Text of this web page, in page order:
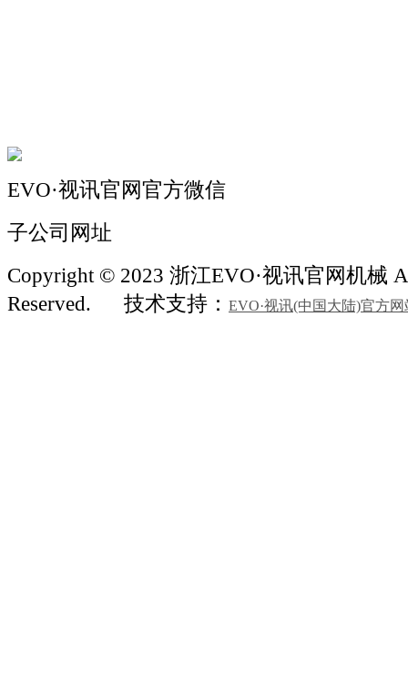
EVO·视讯官网官方微信
子公司网址
Copyright © 2023 浙江EVO·视讯官网机械
Reserved.
技术支持： EVO·视讯(中国大陆)官方网